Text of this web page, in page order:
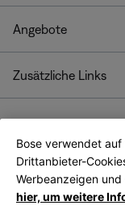
Angebote
Zusätzliche Links
Bose verwendet
Drittanbieter-
Werbeanzeigen
hier, um weitere